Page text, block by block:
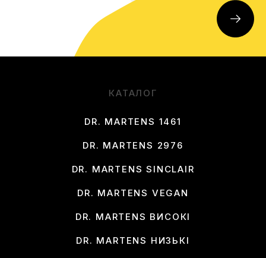
КАТАЛОГ
DR. MARTENS 1461
DR. MARTENS 2976
DR. MARTENS SINCLAIR
DR. MARTENS VEGAN
DR. MARTENS ВИСОКІ
DR. MARTENS НИЗЬКІ